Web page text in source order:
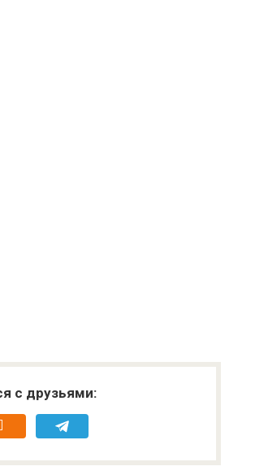
с друзьями: